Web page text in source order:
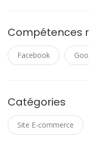
Compétences
Facebook
Catégories
Site E-commerce